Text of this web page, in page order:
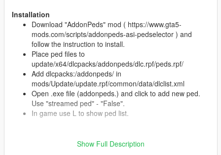
Installation
Download "AddonPeds" mod ( https://www.gta5-
mods.com/scripts/addonpeds-asi-pedselector ) and
follow the instruction to install.
Place ped files to
update/x64/dlcpacks/addonpeds/dlc.rpf/peds.rpf/
Add dlcpacks:/addonpeds/ in
mods/Update/update.rpf/common/data/dlclist.xml
Open .exe file (addonpeds.) and click to add new ped.
Use "streamed ped" - "False".
In game use L to show ped list.
Show Full Description